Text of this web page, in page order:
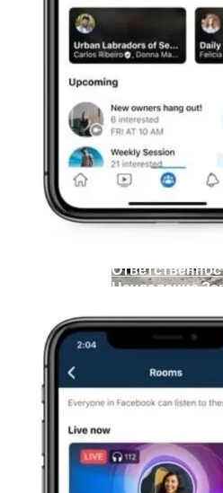
Телескоп
Галактику
Ученые
Угрозу Для
Як Збільшити
Неудаление